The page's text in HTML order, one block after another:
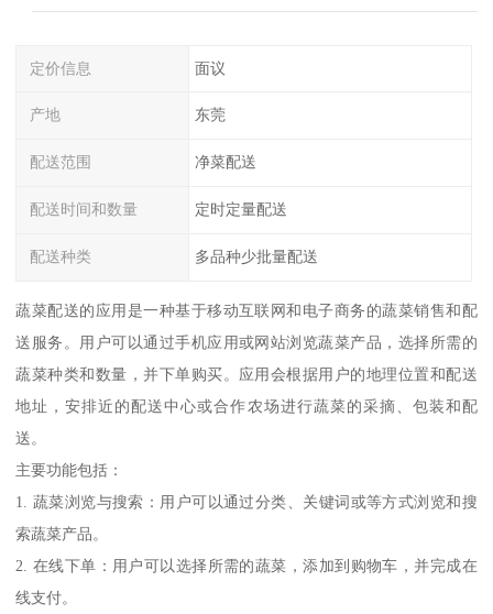
定价信息 面议
产地 东莞
配送范围 净菜配送
配送时间和数量 定时定量配送
配送种类 多品种少批量配送
蔬菜配送的应用是一种基于移动互联网和电子商务的蔬菜销售和配
送服务。用户可以通过手机应用或网站浏览蔬菜产品，选择所需的
蔬菜种类和数量，并下单购买。应用会根据用户的地理位置和配送
地址，安排近的配送中心或合作农场进行蔬菜的采摘、包装和配
送。
主要功能包括：
1. 蔬菜浏览与搜索：用户可以通过分类、关键词或等方式浏览和搜
索蔬菜产品。
2. 在线下单：用户可以选择所需的蔬菜，添加到购物车，并完成在
线支付。